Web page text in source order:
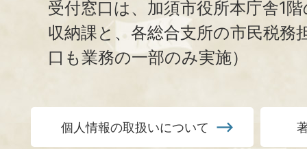
受付窓口は、加須市役所本庁舎1
収納課と、 各総合支所の市民税務
口も業務の一部のみ実施）
個人情報の取扱いについて